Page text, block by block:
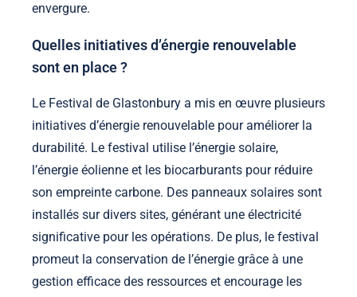
envergure.
Quelles initiatives d’énergie renouvelable
sont en place ?
Le Festival de Glastonbury a mis en œuvre plusieurs
initiatives d’énergie renouvelable pour améliorer la
durabilité. Le festival utilise l’énergie solaire,
l’énergie éolienne et les biocarburants pour réduire
son empreinte carbone. Des panneaux solaires sont
installés sur divers sites, générant une électricité
significative pour les opérations. De plus, le festival
promeut la conservation de l’énergie grâce à une
gestion efficace des ressources et encourage les